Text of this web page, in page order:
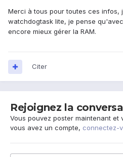
Merci à tous pour toutes ces infos,
watchdogtask lite, je pense
encore mieux gérer la RAM.
Citer
Rejoignez la
Vous pouvez poster maintenant et
vous avez un compte, connectez-